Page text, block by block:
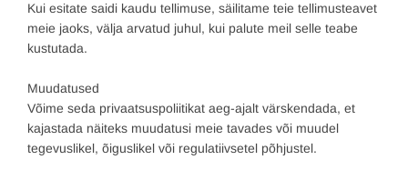
Kui esitate saidi kaudu tellimuse, säilitame teie tellimusteavet
meie jaoks, välja arvatud juhul, kui palute meil selle teabe
kustutada.
Muudatused
Võime seda privaatsuspoliitikat aeg-ajalt värskendada, et
kajastada näiteks muudatusi meie tavades või muudel
tegevuslikel, õiguslikel või regulatiivsetel põhjustel.